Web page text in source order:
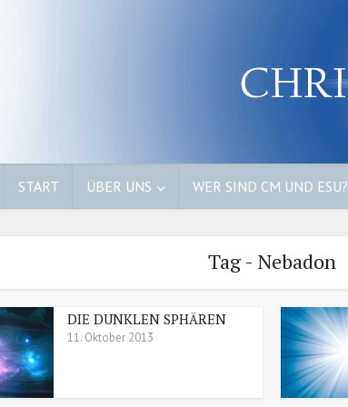
START ÜBER UNS WER SIND CM UND ESU?
Tag - Nebadon
DIE DUNKLEN SPHÄREN
11. Oktober 2013